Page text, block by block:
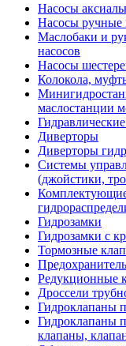
Насосы
Насосы ручные
Маслобаки и
насосов
Насосы
Колокола,
маслостанции
Диверторы
Диверторы
Системы
(джойстики,
Гидрозамки
Гидрозамки с
Тормозные
Редукционные
Дроссели
Гидроклапаны
Гидроклапаны
клапаны,